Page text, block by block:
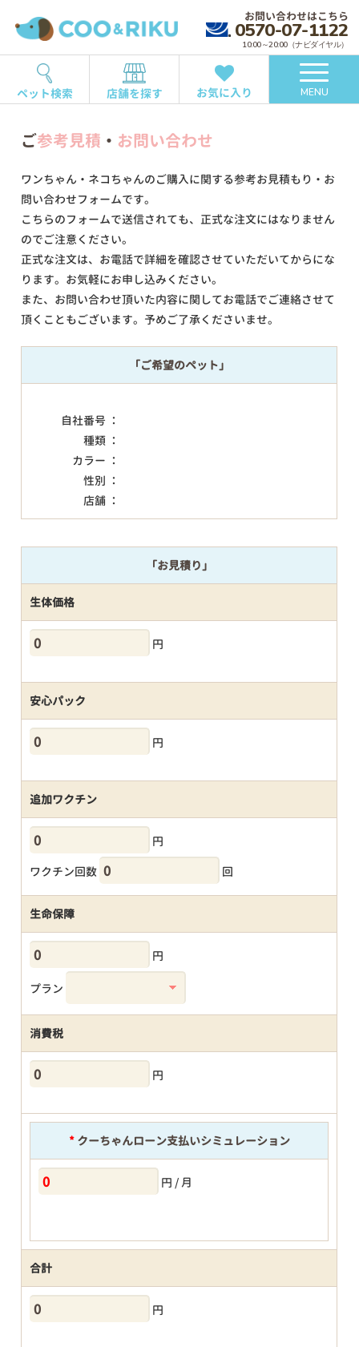
お問い合わせはこちら
0570-07-1122
10:00～20:00（ナビダイヤル）
ペット検索 店舗を探す お気に入り MENU
ご参考見積 ・ お問い合わせ
ワンちゃん・ネコちゃんのご購入に関する参考お見積もり・お
問い合わせフォームです。
こちらのフォームで送信されても、正式な注文にはなりません
のでご注意ください。
正式な注文は、お電話で詳細を確認させていただいてからにな
ります。お気軽にお申し込みください。
また、お問い合わせ頂いた内容に関してお電話でご連絡させて
頂くこともございます。予めご了承くださいませ。
「ご希望のペット」
自社番号 ：
種類 ：
カラー ：
性別 ：
店舗 ：
「お見積り」
生体価格
円
安心パック
円
追加ワクチン
円
ワクチン回数
回
生命保障
円
プラン
消費税
円
*クーちゃんローン支払いシミュレーション
円 / 月
合計
円